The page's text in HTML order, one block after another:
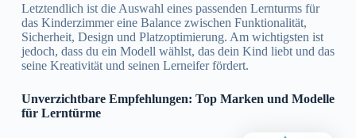
Letztendlich ist die Auswahl eines passenden Lernturms für
das Kinderzimmer eine Balance zwischen Funktionalität,
Sicherheit, Design und Platzoptimierung. Am wichtigsten ist
jedoch, dass du ein Modell wählst, das dein Kind liebt und das
seine Kreativität und seinen Lerneifer fördert.
Unverzichtbare Empfehlungen: Top Marken und Modelle
für Lerntürme